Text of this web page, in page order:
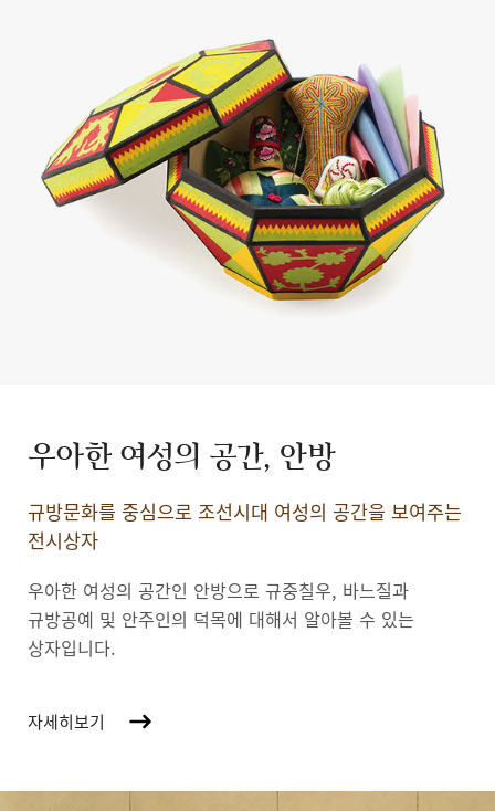
우아한 여성의 공간, 안방
규방문화를 중심으로 조선시대 여성의 공간을 보여주는
전시상자
우아한 여성의 공간인 안방으로 규중칠우, 바느질과
규방공예 및 안주인의 덕목에 대해서 알아볼 수 있는
상자입니다.
자세히보기